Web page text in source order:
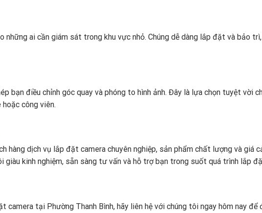
những ai cần giám sát trong khu vực nhỏ. Chúng dễ dàng lắp đặt và bảo
bạn điều chỉnh góc quay và phóng to hình ảnh. Đây là lựa chọn tuyệt vời
công viên.
hàng dịch vụ lắp đặt camera chuyên nghiệp, sản phẩm chất lượng và giá
giàu kinh nghiệm, sẵn sàng tư vấn và hỗ trợ bạn trong suốt quá trình lắp
camera tại Phường Thanh Bình, hãy liên hệ với chúng tôi ngay hôm nay để